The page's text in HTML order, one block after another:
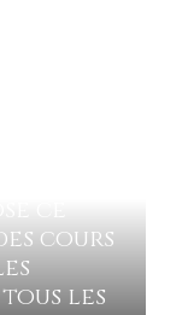
cours
les